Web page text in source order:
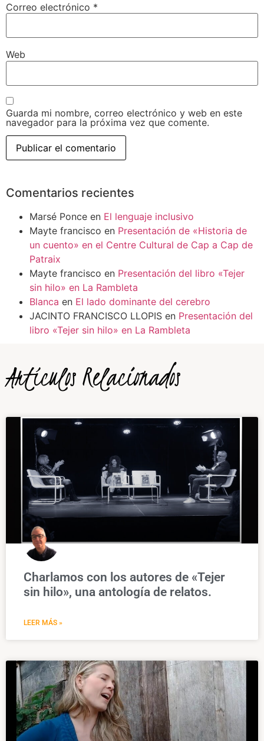
Correo electrónico *
Web
Guarda mi nombre, correo electrónico y web en este
navegador para la próxima vez que comente.
Comentarios recientes
Marsé Ponce en El lenguaje inclusivo
Mayte francisco en Presentación de «Historia de
un cuento» en el Centre Cultural de Cap a Cap de
Patraix
Mayte francisco en Presentación del libro «Tejer
sin hilo» en La Rambleta
Blanca en El lado dominante del cerebro
JACINTO FRANCISCO LLOPIS en Presentación del
libro «Tejer sin hilo» en La Rambleta
Artículos Relacionados
Charlamos con los autores de «Tejer
sin hilo», una antología de relatos.
LEER MÁS »